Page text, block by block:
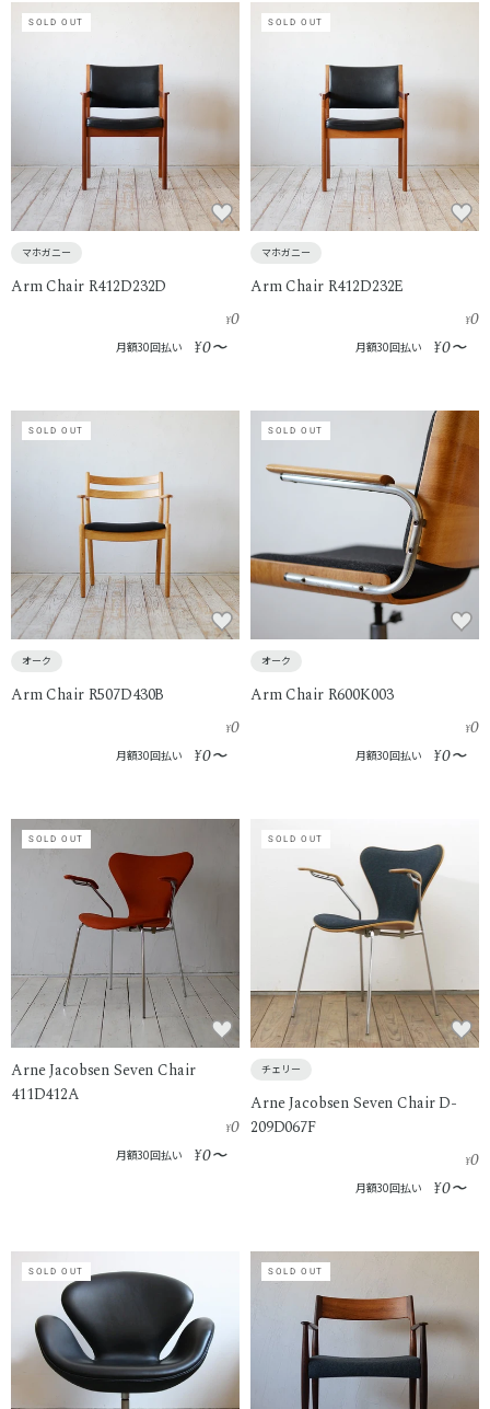
SOLD OUT
マホガニー
Arm Chair R412D232D
¥0
月額30回払い ¥0〜
SOLD OUT
マホガニー
Arm Chair R412D232E
¥0
月額30回払い ¥0〜
SOLD OUT
オーク
Arm Chair R507D430B
¥0
月額30回払い ¥0〜
SOLD OUT
オーク
Arm Chair R600K003
¥0
月額30回払い ¥0〜
SOLD OUT
Arne Jacobsen Seven Chair
411D412A
¥0
月額30回払い ¥0〜
SOLD OUT
チェリー
Arne Jacobsen Seven Chair D-
209D067F
¥0
月額30回払い ¥0〜
SOLD OUT SOLD OUT